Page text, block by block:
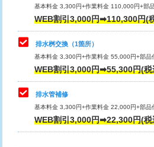
マス交換（深さ50㎝以上）
コンクリート斫り（厚さ10㎝まで）
コンクリート斫り（厚さ10㎝超え）
モルタル補修（厚さ10㎝まで）
モルタル補修（厚さ10㎝超え）
交換・取付（タンク）
交換・取付(単水栓（壁付・デッキ
式）)
交換・取付(混合水栓（壁付・デッキ
式・ワンホール）)
交換・取付(排水栓・排水トラップ
基本料金 3,300円+作業料金 110,000円+部
WEB割引3,000円➡110,300円(
排水桝交換（1箇所）
基本料金 3,300円+作業料金 55,000円+部品
WEB割引3,000円➡55,300円(税
排水管補修
基本料金 3,300円+作業料金 22,000円+部品
WEB割引3,000円➡22,300円(税